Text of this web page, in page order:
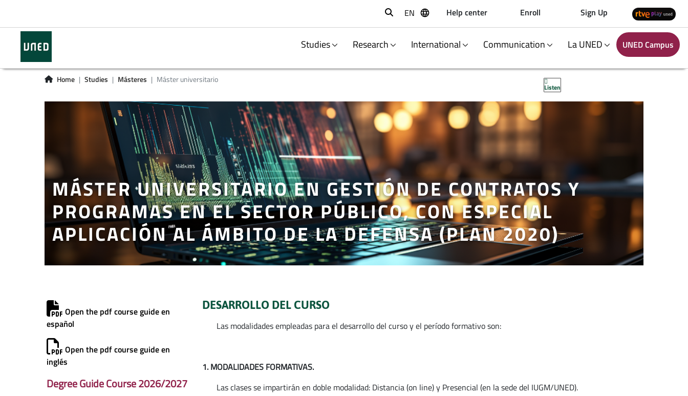
Buscar
EN Help center Enroll Sign Up
Studies Research International Communication La UNED UNED Campus
Home Studies Másteres Máster universitario
Listen
MÁSTER UNIVERSITARIO EN GESTIÓN DE CONTRATOS Y
PROGRAMAS EN EL SECTOR PÚBLICO, CON ESPECIAL
APLICACIÓN AL ÁMBITO DE LA DEFENSA (PLAN 2020)
Open the pdf course guide en
español
Open the pdf course guide en
inglés
Degree Guide Course 2026/2027
DESARROLLO DEL CURSO
Las modalidades empleadas para el desarrollo del curso y el período formativo son:
1. MODALIDADES FORMATIVAS.
Las clases se impartirán en doble modalidad: Distancia (on line) y Presencial (en la sede del IUGM/UNED).